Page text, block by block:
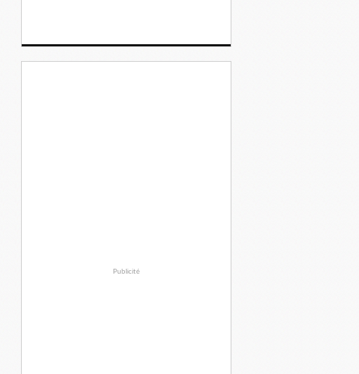
Publicité